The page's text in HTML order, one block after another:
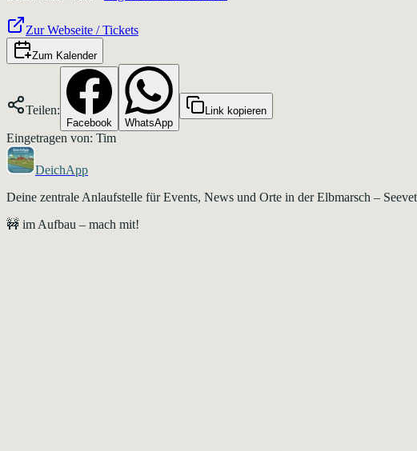
Zur Webseite / Tickets
Zum Kalender
Teilen:
Facebook WhatsApp
Link kopieren
Eingetragen von: Tim
DeichApp
Deine zentrale Anlaufstelle für Events, News und Orte in der Elbmarsch –
🚧 im Aufbau – mach mit!